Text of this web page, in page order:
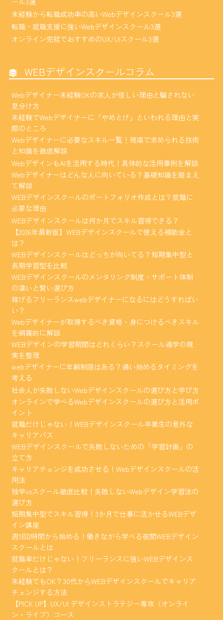
未経験から転職成功率の高いWebデザインスクール3選
転職・就職支援に強いWebデザインスクール3選
オンライン完結でおすすめのUX/UIスクール3選
WEBデザインスクールコラム
Webデザイナー未経験OKの求人が怪しい理由と騙されない
見分け方
未経験でWebデザイナーに「やめとけ」といわれる理由と実
際のところ
Webデザイナーに必要なスキル一覧！現場で求められる技術
と知識を徹底解説
WebデザインもAIを活用する時代！具体的な活用事例を解説
Webデザイナーはどんな人に向いている？基礎知識を踏まえ
て解説
WEBデザインスクールのポートフォリオ作成とは？就職に
必要な理由
WEBデザインスクールは何か月でスキル習得できる？
【2026年最新版】WEBデザインスクールで使える補助金と
は？
WEBデザインスクールはどっちが向いてる？短期集中型と
長期学習型を比較
WEBデザインスクールのメンタリング制度・サポート体制
の違いと賢い選び方
稼げるフリーランスwebデザイナーになるにはどうすればい
い？
Webデザイナーが取得するべき資格・身につけるべきスキル
を網羅的に解説
WEBデザインの学習期間はどれくらい？スクール通学の現
実を整理
webデザイナーに年齢制限はある？通い始めるタイミングを
考える
社会人が失敗しないWebデザインスクールの選び方と学び方
オンラインで学べるWebデザインスクールの選び方と活用ポ
イント
就職だけじゃない！WEBデザインスクール卒業生の意外な
キャリアパス
WEBデザインスクールで失敗しないための「学習計画」の
立て方
キャリアチェンジを成功させる！Webデザインスクールの活
用法
独学vsスクール徹底比較！失敗しないWebデザイン学習法の
選び方
短期集中型でスキル習得！3か月で仕事に活かせるWEBデザ
イン講座
週1回2時間から始める！働きながら学べる夜間WEBデザイン
スクールとは
就職率だけじゃない！フリーランスに強いWEBデザインス
クールとは？
未経験でもOK？30代からWEBデザインスクールでキャリア
チェンジする方法
【PICK UP】UX/UI デザインストラテジー専攻（オンライ
ン・ライブ）コース